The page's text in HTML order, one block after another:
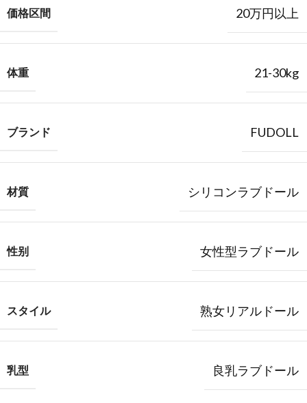
価格区間 20万円以上
体重 21-30kg
ブランド FUDOLL
材質 シリコンラブドール
性别 女性型ラブドール
スタイル 熟女リアルドール
乳型 良乳ラブドール